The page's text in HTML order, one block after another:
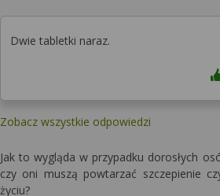
Dwie tabletki naraz.
Zobacz wszystkie odpowiedzi
Jak to wygląda w przypadku dorosłych
czy oni muszą powtarzać szczepienie
życiu?